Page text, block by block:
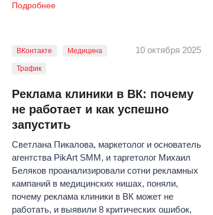
Подробнее
10 октября 2025
ВКонтакте Медицина
Трафик
Реклама клиники в ВК: почему
не работает и как успешно
запустить
Светлана Пикалова, маркетолог и основатель
агентства PikArt SMM, и таргетолог Михаил
Беляков проанализировали сотни рекламных
кампаний в медицинских нишах, поняли,
почему реклама клиники в ВК может не
работать, и выявили 8 критических ошибок,